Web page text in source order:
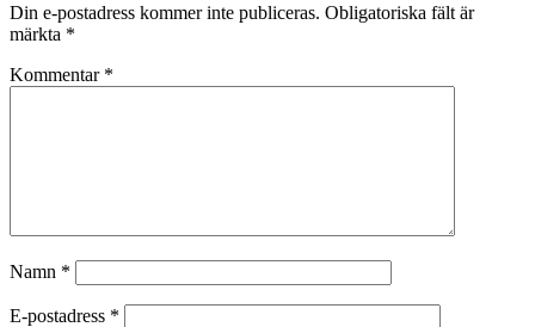
Din e-postadress kommer inte publiceras. Obligatoriska fält är
märkta *
Kommentar *
Namn *
E-postadress *